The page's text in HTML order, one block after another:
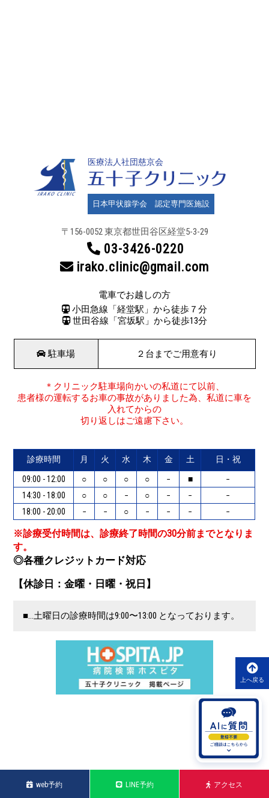
医療法人社団慈京会
日本甲状腺学会 認定専門医施設
〒156-0052 東京都世田谷区経堂5-3-29
03-3426-0220
irako.clinic@gmail.com
電車でお越しの方
小田急線「経堂駅」から徒歩７分
世田谷線「宮坂駅」から徒歩13分
駐車場 ２台までご用意有り
＊クリニック駐車場向かいの私道にて以前、
患者様の運転するお車の事故がありました為、私道に車を
入れてからの
切り返しはご遠慮下さい。
診療時間 月 火 水 木 金 土 日・祝
09:00 - 12:00 ○ ○ ○ ○ − ■
−
14:30 - 18:00
○ ○ − ○ − −
−
18:00 - 20:00
− − ○ − − − −
※診療受付時間は、診療終了時間の30分前までとなりま
す。
◎各種クレジットカード対応
【休診日：金曜・日曜・祝日】
■…土曜日の診療時間は9:00〜13:00 となっております。
上へ戻る
web予約 LINE予約 アクセス